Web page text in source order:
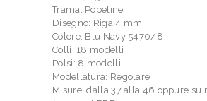
Trama: Popeline
Disegno: Riga 4 mm
Colore: Blu Navy 5470/8
Colli: 18 modelli
Polsi: 8 modelli
Modellatura: Regolare
Misure: dalla 37 alla 46 oppure su